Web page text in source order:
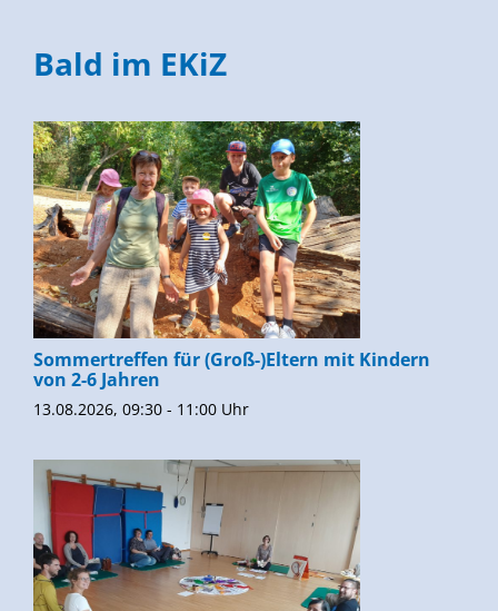
Bald im EKiZ
Sommertreffen für (Groß-)Eltern mit Kindern
von 2-6 Jahren
13.08.2026, 09:30 - 11:00 Uhr